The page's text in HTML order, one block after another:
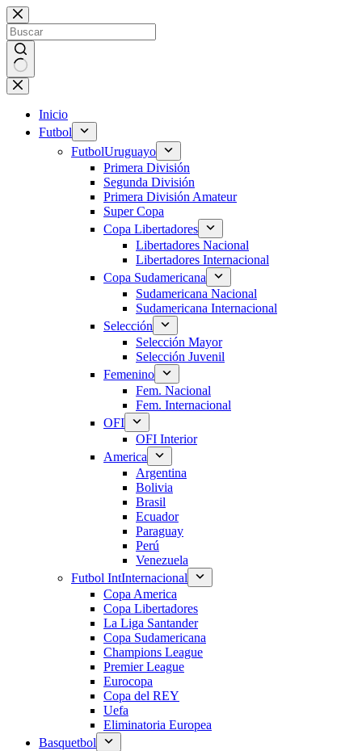
Saltar
al
contenido
Sin
resultados
Inicio
Futbol
FutbolUruguayo
Primera División
Segunda División
Primera División Amateur
Super Copa
Copa Libertadores
Libertadores Nacional
Libertadores Internacional
Copa Sudamericana
Sudamericana Nacional
Sudamericana Internacional
Selección
Selección Mayor
Selección Juvenil
Femenino
Fem. Nacional
Fem. Internacional
OFI
OFI Interior
America
Argentina
Bolivia
Brasil
Ecuador
Paraguay
Perú
Venezuela
Futbol IntInternacional
Copa America
Copa Libertadores
La Liga Santander
Copa Sudamericana
Champions League
Premier League
Eurocopa
Copa del REY
Uefa
Eliminatoria Europea
Basquetbol